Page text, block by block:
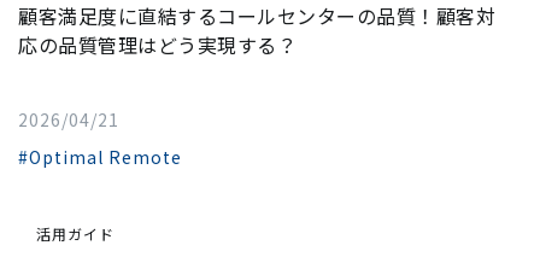
顧客満足度に直結するコールセンターの品質！顧客対
応の品質管理はどう実現する？
2026/04/21
#Optimal Remote
活用ガイド